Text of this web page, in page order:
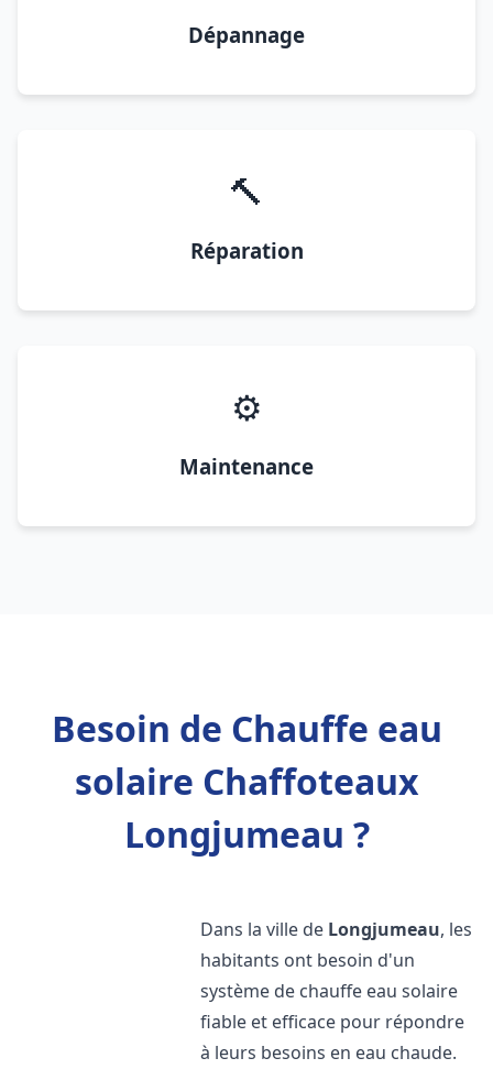
Dépannage
🔨
Réparation
⚙️
Maintenance
Besoin de Chauffe eau
solaire Chaffoteaux
Longjumeau ?
Dans la ville de Longjumeau, les
habitants ont besoin d'un
système de chauffe eau solaire
fiable et efficace pour répondre
à leurs besoins en eau chaude.